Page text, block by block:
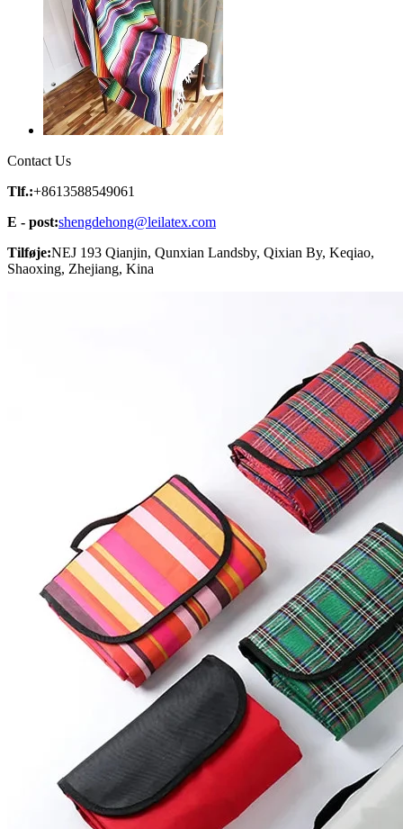
Contact Us
Tlf.:+8613588549061
E - post:shengdehong@leilatex.com
Tilføje:NEJ 193 Qianjin, Qunxian Landsby, Qixian By, Keqiao,
Shaoxing, Zhejiang, Kina